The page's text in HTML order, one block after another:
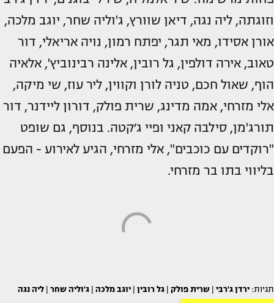
וזוגתה, ליה נגה, דיאן שוורץ, ג'וליה שחר, יוגב מלכה,
אורן אסידו, מאי תגר, יפתח רמון, נויה אריאלי, דור
טאוב, אירה דולפין, גל רובין, אלינה רבינוביץ', אלאיה
הוף, שאול חכם, טניה לורן וקווין, ליר עוז, שי מיקה,
אלי מזרחי, אמה מדינג, שרית פולק, דורון ליידנר, דור
תורג'מן, סילבה קאני ופיי ג׳קטה. בנוסף, גם שופט
"רוקדים עם כוכבים", אלי מזרחי, הגיע לאירוע - הפעם
בליווי בתו בר מזרחי.
תגיות: ירדן ג'רבי שרית פולק גל רובין יוגב מלכה ג'וליה שחר ליה נגה